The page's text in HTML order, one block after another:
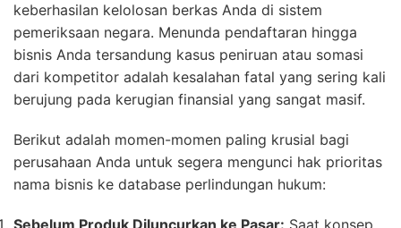
keberhasilan kelolosan berkas Anda di sistem
pemeriksaan negara. Menunda pendaftaran hingga
bisnis Anda tersandung kasus peniruan atau somasi
dari kompetitor adalah kesalahan fatal yang sering kali
berujung pada kerugian finansial yang sangat masif.
Berikut adalah momen-momen paling krusial bagi
perusahaan Anda untuk segera mengunci hak prioritas
nama bisnis ke database perlindungan hukum: